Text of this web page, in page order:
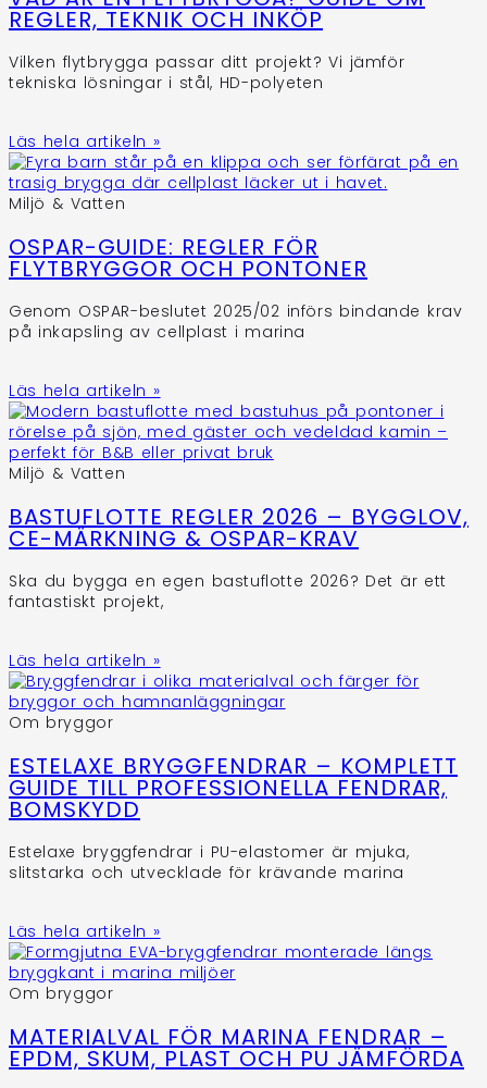
REGLER, TEKNIK OCH INKÖP
Vilken flytbrygga passar ditt projekt? Vi jämför
tekniska lösningar i stål, HD-polyeten
Läs hela artikeln »
Miljö & Vatten
OSPAR-GUIDE: REGLER FÖR
FLYTBRYGGOR OCH PONTONER
Genom OSPAR-beslutet 2025/02 införs bindande krav
på inkapsling av cellplast i marina
Läs hela artikeln »
Miljö & Vatten
BASTUFLOTTE REGLER 2026 – BYGGLOV,
CE-MÄRKNING & OSPAR-KRAV
Ska du bygga en egen bastuflotte 2026? Det är ett
fantastiskt projekt,
Läs hela artikeln »
Om bryggor
ESTELAXE BRYGGFENDRAR – KOMPLETT
GUIDE TILL PROFESSIONELLA FENDRAR,
BOMSKYDD
Estelaxe bryggfendrar i PU-elastomer är mjuka,
slitstarka och utvecklade för krävande marina
Läs hela artikeln »
Om bryggor
MATERIALVAL FÖR MARINA FENDRAR –
EPDM, SKUM, PLAST OCH PU JÄMFÖRDA